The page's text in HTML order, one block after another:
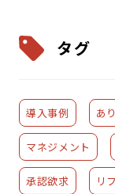
タグ
導入事例 あ
マネジメント
承認欲求 リ